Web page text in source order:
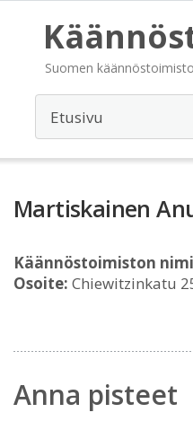
Suomen
Martiskainen
Käännöstoimiston
Osoite: Chiewitzinkatu
Anna pisteet